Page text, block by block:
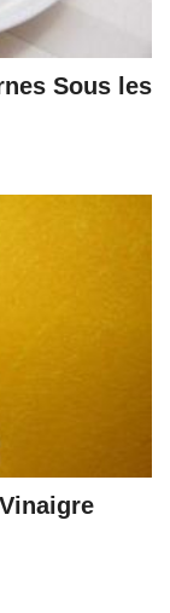
Sous les